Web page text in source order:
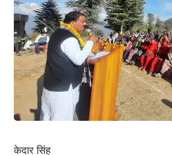
केदार सिंह